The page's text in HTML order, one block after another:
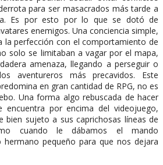
para ser masacrados más tarde a
Es por esto por lo que se dotó de
enemigos. Una conciencia simple,
la perfección con el comportamiento de
solo se limitaban a vagar por el mapa,
amenaza, llegando a perseguir o
aventureros más precavidos. Este
en gran cantidad de RPG, no es
Una forma algo rebuscada de hacer
por encima del videojuego,
bien sujeto a sus caprichosas líneas de
cuando le dábamos el mando
hermano pequeño para que nos dejara